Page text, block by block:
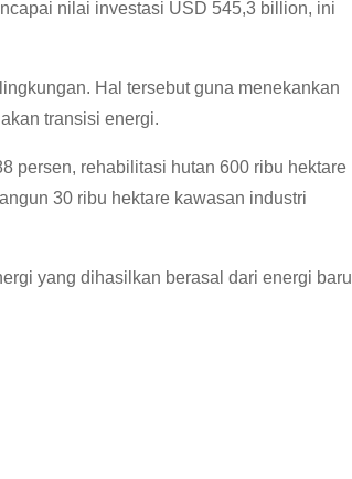
nilai investasi USD 545,3 billion, ini
Hal tersebut guna menekankan
transisi energi.
persen, rehabilitasi hutan 600 ribu hektare
30 ribu hektare kawasan industri
yang dihasilkan berasal dari energi baru